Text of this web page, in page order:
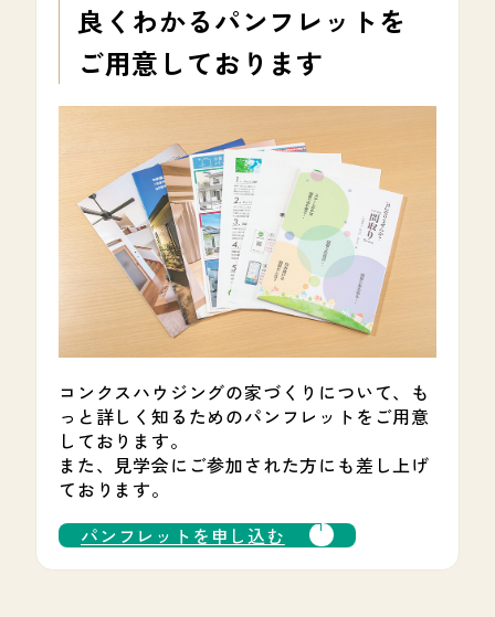
良くわかるパンフレットを
ご用意しております
コンクスハウジングの家づくりについて、も
っと詳しく知るためのパンフレットをご用意
しております。
また、見学会にご参加された方にも差し上げ
ております。
パンフレットを申し込む